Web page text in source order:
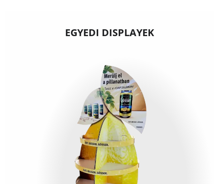
EGYEDI DISPLAYEK